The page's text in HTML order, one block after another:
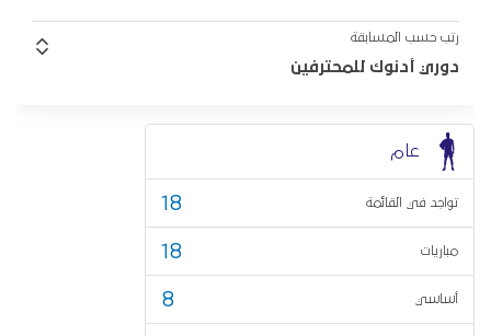
رتب حسب المسابقة
دوري أدنوك للمحترفين
عام
تواجد في القائمة 18
مباريات 18
أساسي 8